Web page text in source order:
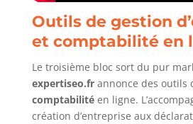
Outils de gestion
et comptabilité en
Le troisième bloc sort du pur
expertiseo.frannonce des outils
comptabilitéen ligne.
création d’entreprise aux